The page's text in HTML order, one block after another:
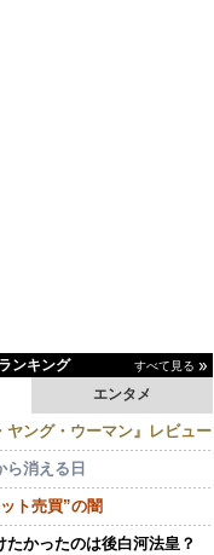
ンキング すべて見る
エンタメ
ヤング・ウーマン』レビュー
ら消える日
ト売買”の闇
たかったのは後白河法皇？